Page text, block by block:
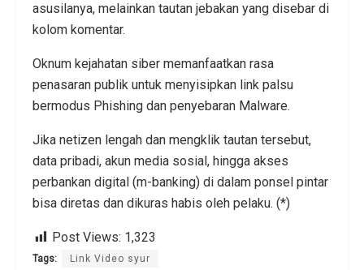
asusilanya, melainkan tautan jebakan yang disebar di
kolom komentar.
Oknum kejahatan siber memanfaatkan rasa
penasaran publik untuk menyisipkan link palsu
bermodus Phishing dan penyebaran Malware.
Jika netizen lengah dan mengklik tautan tersebut,
data pribadi, akun media sosial, hingga akses
perbankan digital (m-banking) di dalam ponsel pintar
bisa diretas dan dikuras habis oleh pelaku. (*)
Post Views: 1,323
Tags: Link Video syur